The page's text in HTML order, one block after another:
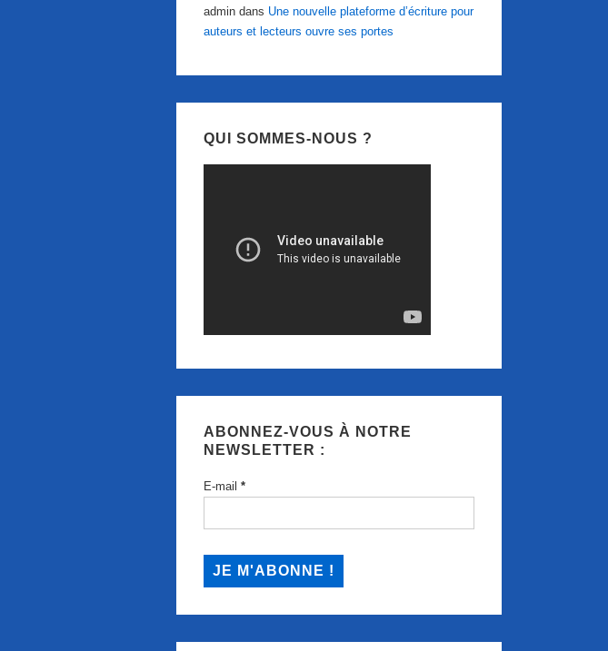
admin dans Une nouvelle plateforme d’écriture pour
auteurs et lecteurs ouvre ses portes
QUI SOMMES-NOUS ?
ABONNEZ-VOUS À NOTRE
NEWSLETTER :
E-mail*